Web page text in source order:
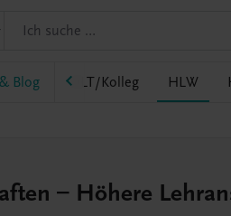
Blog
FSB HLT/Kolleg HLW
– Höhere